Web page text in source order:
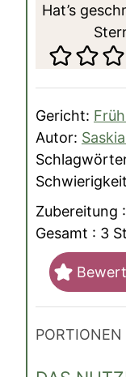
Hat’s geschmeckt? Klicke einfach auf die
Gericht:
Autor:
Zubereitung :
Gesamt : 3
PORTIONEN